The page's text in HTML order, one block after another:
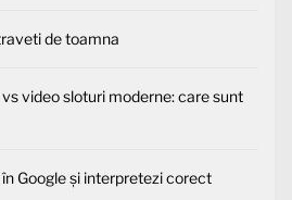
de toamna
video sloturi moderne: care sunt
Google și interpretezi corect